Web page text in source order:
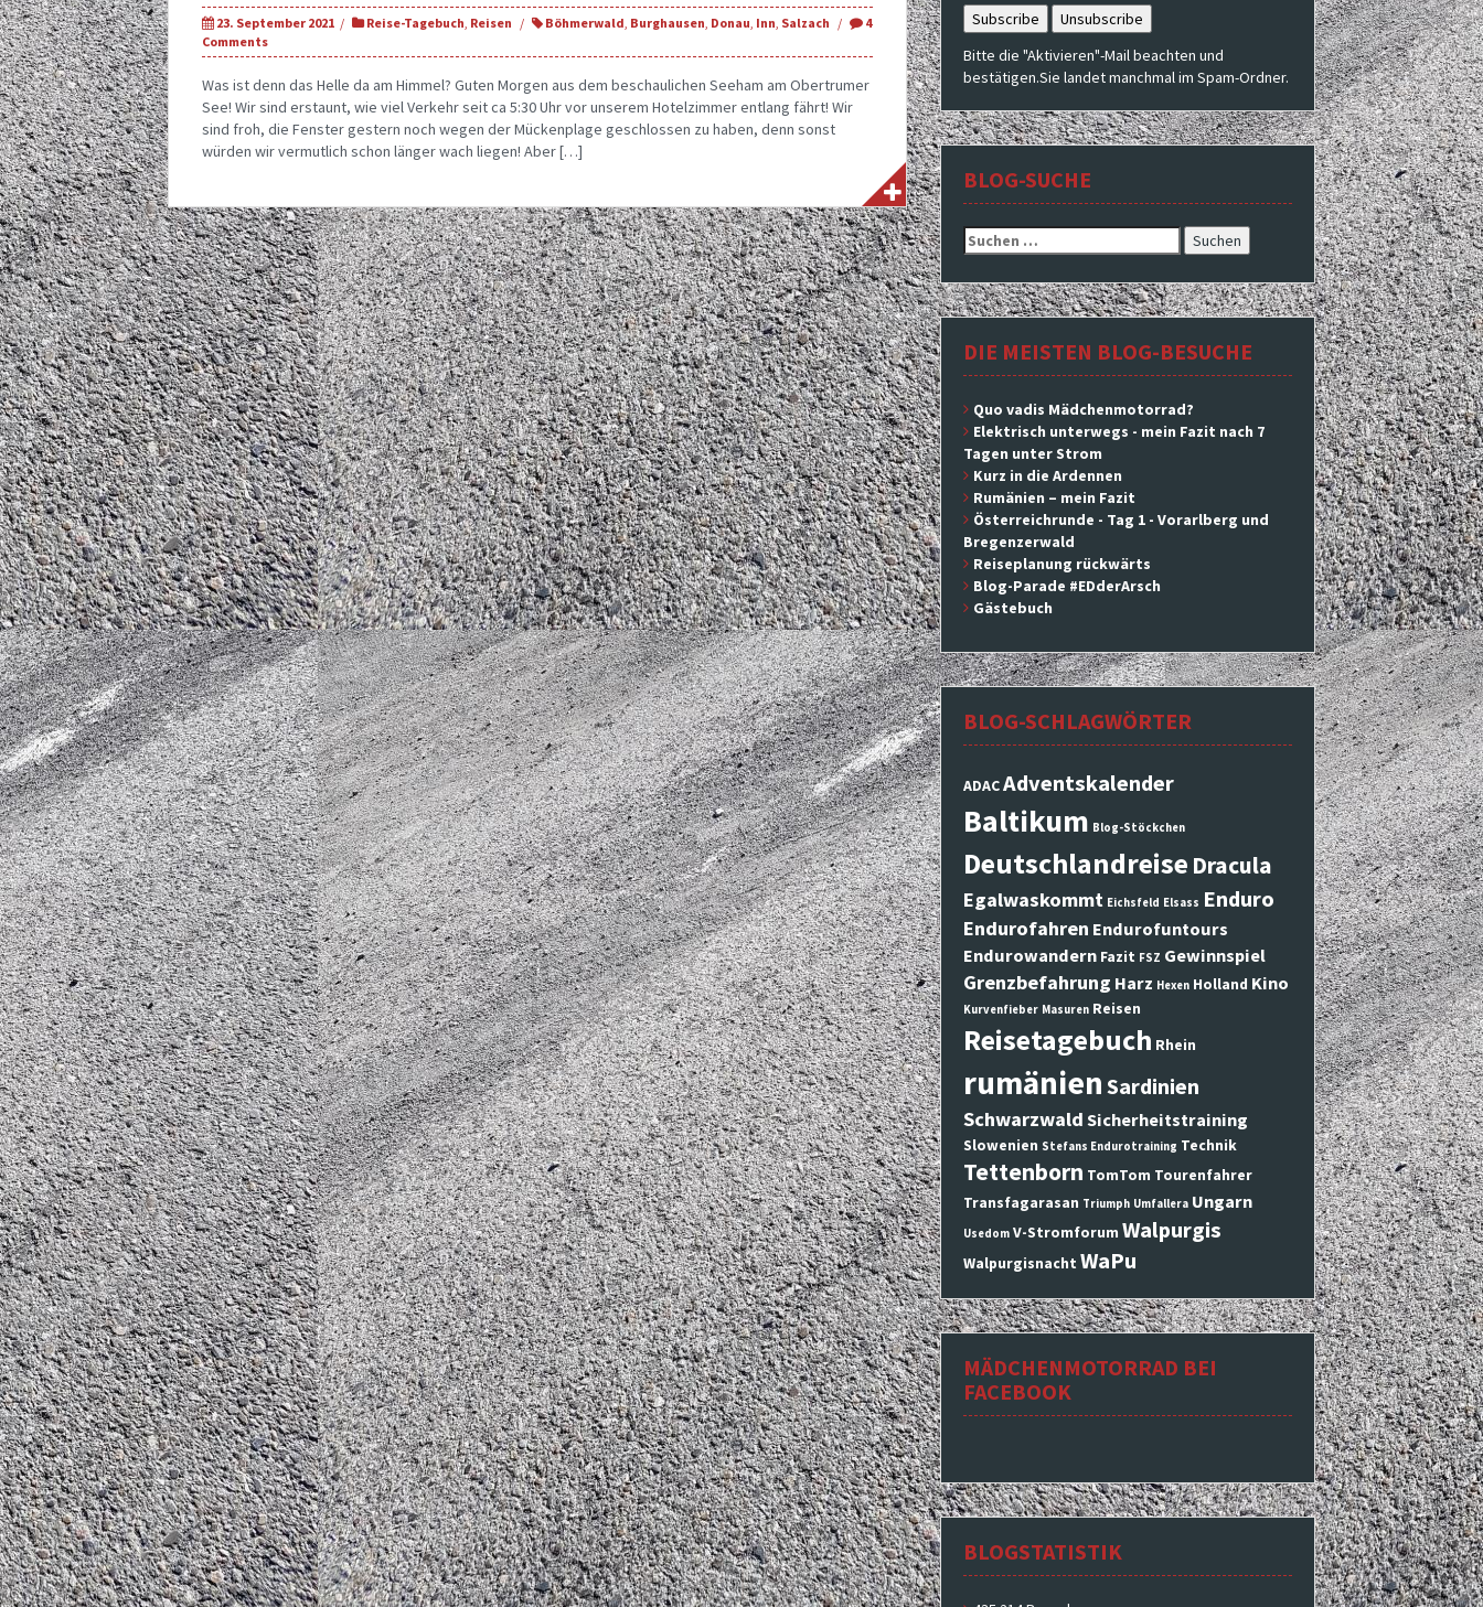
23. September 2021 Reise-Tagebuch Reisen Böhmerwald Burghausen Donau Inn Salzach
4
Comments
Was ist denn das Helle da am Himmel? Guten Morgen aus dem beschaulichen Seeham am Obertrumer
See! Wir sind erstaunt, wie viel Verkehr seit ca 5:30 Uhr vor unserem Hotelzimmer entlang fährt! Wir
sind froh, die Fenster gestern noch wegen der Mückenplage geschlossen zu haben, denn sonst
würden wir vermutlich schon länger wach liegen! Aber […]
Bitte die "Aktivieren"-Mail beachten und
bestätigen.Sie landet manchmal im Spam-Ordner.
BLOG-SUCHE
Suchen
nach:
DIE MEISTEN BLOG-BESUCHE
Quo vadis Mädchenmotorrad?
Elektrisch unterwegs - mein Fazit nach 7
Tagen unter Strom
Kurz in die Ardennen
Rumänien – mein Fazit
Österreichrunde - Tag 1 - Vorarlberg und
Bregenzerwald
Reiseplanung rückwärts
Blog-Parade #EDderArsch
Gästebuch
BLOG-SCHLAGWÖRTER
ADACAdventskalender
Baltikum Blog-Stöckchen
Deutschlandreise Dracula
Egalwaskommt Eichsfeld Elsass Enduro
Endurofahren Endurofuntours
Endurowandern Fazit FSZ Gewinnspiel
Grenzbefahrung Harz Hexen Holland Kino
Kurvenfieber Masuren Reisen
Reisetagebuch Rhein
rumänienSardinien
Schwarzwald Sicherheitstraining
Slowenien Stefans Endurotraining Technik
Tettenborn TomTom Tourenfahrer
Transfagarasan Triumph Umfallera Ungarn
Usedom V-Stromforum Walpurgis
Walpurgisnacht WaPu
MÄDCHENMOTORRAD BEI
FACEBOOK
BLOGSTATISTIK